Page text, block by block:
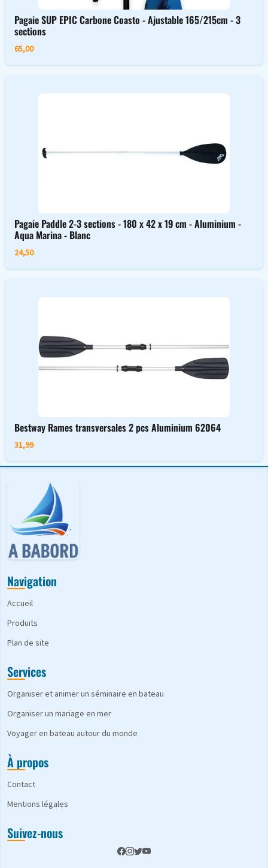
Pagaie SUP EPIC Carbone Coasto - Ajustable 165/215cm - 3
sections
65,00
Pagaie Paddle 2-3 sections - 180 x 42 x 19 cm - Aluminium -
Aqua Marina - Blanc
24,50
Bestway Rames transversales 2 pcs Aluminium 62064
31,99
Navigation
Accueil
Produits
Plan de site
Services
Organiser et animer un séminaire en bateau
Organiser un mariage en mer
Voyager en bateau autour du monde
À propos
Contact
Mentions légales
Suivez-nous